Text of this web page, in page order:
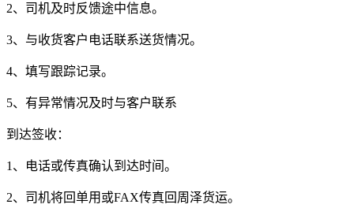
2、司机及时反馈途中信息。
3、与收货客户电话联系送货情况。
4、填写跟踪记录。
5、有异常情况及时与客户联系
到达签收：
1 、电话或传真确认到达时间。
2、司机将回单用或FAX传真回周泽货运。